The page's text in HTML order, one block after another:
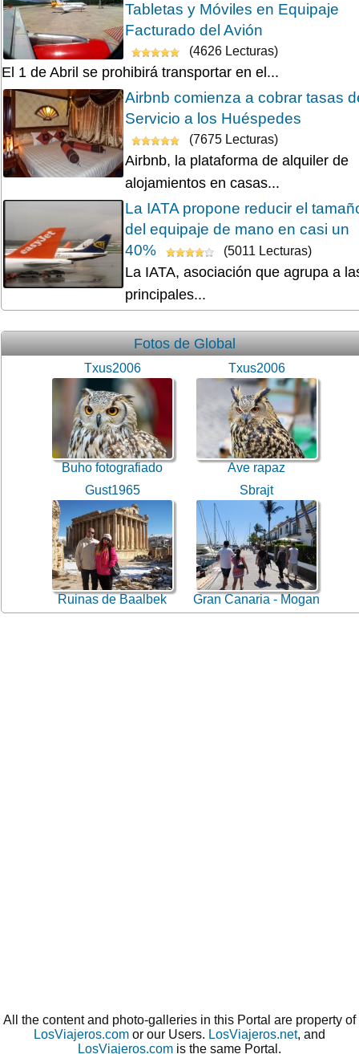
Tabletas y Móviles en Equipaje
Facturado del Avión
(4626 Lecturas)
El 1 de Abril se prohibirá transportar en el...
Airbnb comienza a cobrar tasas
Servicio a los Huéspedes
(7675 Lecturas)
Airbnb, la plataforma de alquiler de
alojamientos en casas...
La IATA propone reducir el
del equipaje de mano en casi un
40%
(5011 Lecturas)
La IATA, asociación que agrupa a
principales...
Fotos de Global
Txus2006
Buho fotografiado
Txus2006
Ave rapaz
Gust1965
Ruinas de Baalbek
Sbrajt
Gran Canaria - Mogan
All the content and photo-galleries in this Portal are property of
LosViajeros.com or our Users. LosViajeros.net, and
LosViajeros.com is the same Portal.